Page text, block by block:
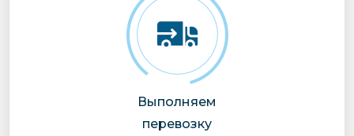
Выполняем
перевозку